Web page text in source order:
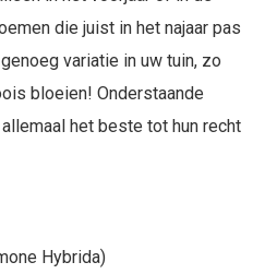
die juist in het najaar pas
variatie in uw tuin, zo
bloeien! Onderstaande
het beste tot hun recht
Hybrida)